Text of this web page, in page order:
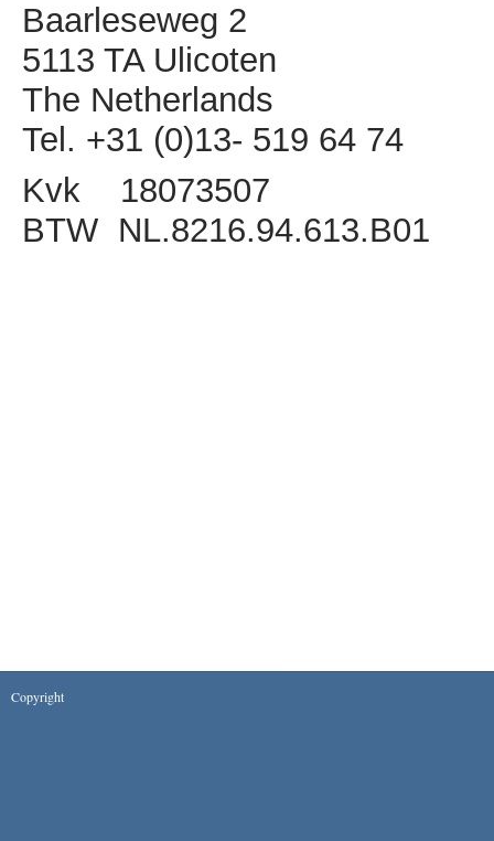
Baarleseweg 2
5113 TA Ulicoten
The Netherlands
Tel. +31 (0)13- 519 64 74
Kvk 18073507
BTW NL.8216.94.613.B01
Copyright